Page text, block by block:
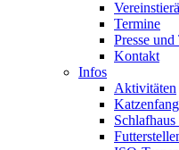
Termine
Presse
Kontakt
Infos
Aktivitäten